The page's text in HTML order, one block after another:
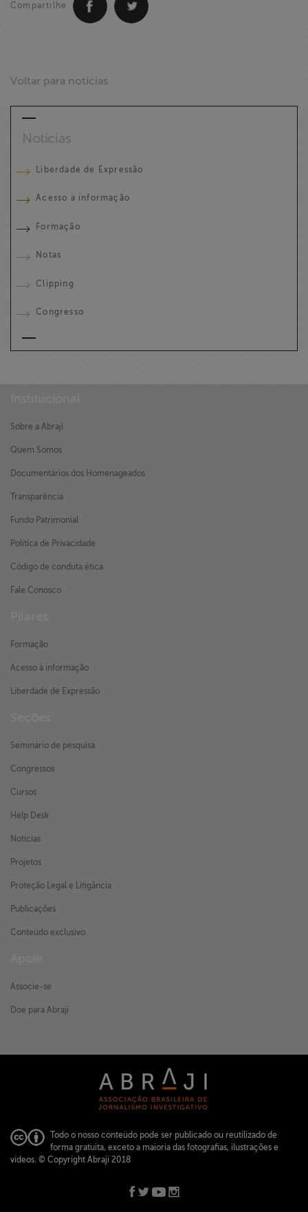
Compartilhe
Voltar para notícias
Notícias
Liberdade de Expressão
Acesso à informação
Formação
Notas
Clipping
Congresso
Sobre a Abraji
Quem Somos
Documentários dos Homenageados
Transparência
Fundo Patrimonial
Política de Privacidade
Código de conduta ética
Fale Conosco
Formação
Acesso à informação
Liberdade de Expressão
Seminário de pesquisa
Congressos
Cursos
Help Desk
Notícias
Projetos
Proteção Legal e Litigância
Publicações
Conteúdo exclusivo
Associe-se
Doe para Abraji
Todo o nosso conteúdo pode ser publicado ou reutilizado de
forma gratuita, exceto a maioria das fotografias, ilustrações e
vídeos. © Copyright Abraji 2018